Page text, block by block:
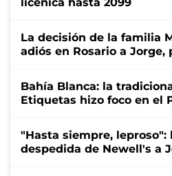
La decisión de la familia
adiós en Rosario a Jorge,
Bahía Blanca: la
Etiquetas hizo foco en el
"Hasta siempre, leproso":
despedida de Newell's a